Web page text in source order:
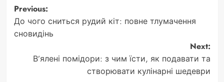
Post
navigation
Previous:
До чого сниться рудий кіт: повне тлумачення
сновидінь
Next:
В’ялені помідори: з чим їсти, як подавати та
створювати кулінарні шедеври